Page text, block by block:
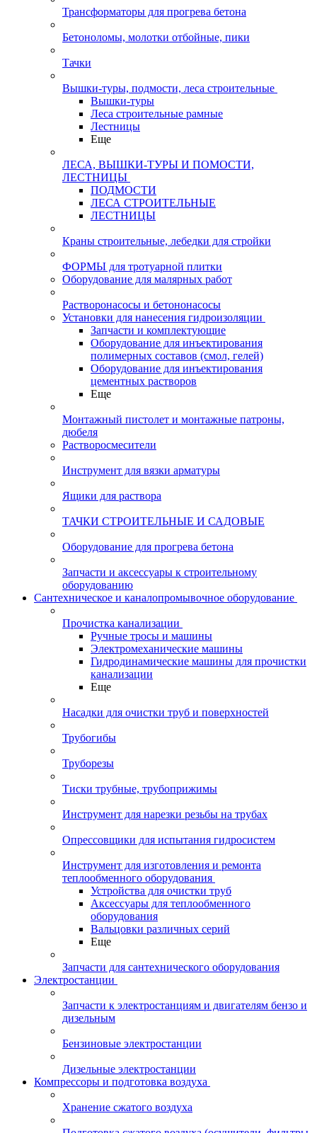
Трансформаторы для прогрева бетона
Бетоноломы, молотки отбойные, пики
Тачки
Вышки-туры, подмости, леса строительные
Вышки-туры
Леса строительные рамные
Лестницы
Еще
ЛЕСА, ВЫШКИ-ТУРЫ И ПОМОСТИ,
ЛЕСТНИЦЫ
ПОДМОСТИ
ЛЕСА СТРОИТЕЛЬНЫЕ
ЛЕСТНИЦЫ
Краны строительные, лебедки для стройки
ФОРМЫ для тротуарной плитки
Оборудование для малярных работ
Растворонасосы и бетононасосы
Установки для нанесения гидроизоляции
Запчасти и комплектующие
Оборудование для инъектирования
полимерных составов (смол, гелей)
Оборудование для инъектирования
цементных растворов
Еще
Монтажный пистолет и монтажные патроны,
дюбеля
Растворосмесители
Инструмент для вязки арматуры
Ящики для раствора
ТАЧКИ СТРОИТЕЛЬНЫЕ И САДОВЫЕ
Оборудование для прогрева бетона
Запчасти и аксессуары к строительному
оборудованию
Сантехническое и каналопромывочное оборудование
Прочистка канализации
Ручные тросы и машины
Электромеханические машины
Гидродинамические машины для прочистки
канализации
Еще
Насадки для очистки труб и поверхностей
Трубогибы
Труборезы
Тиски трубные, трубоприжимы
Инструмент для нарезки резьбы на трубах
Опрессовщики для испытания гидросистем
Инструмент для изготовления и ремонта
теплообменного оборудования
Устройства для очистки труб
Аксессуары для теплообменного
оборудования
Вальцовки различных серий
Еще
Запчасти для сантехнического оборудования
Электростанции
Запчасти к электростанциям и двигателям бензо и
дизельным
Бензиновые электростанции
Дизельные электростанции
Компрессоры и подготовка воздуха
Хранение сжатого воздуха